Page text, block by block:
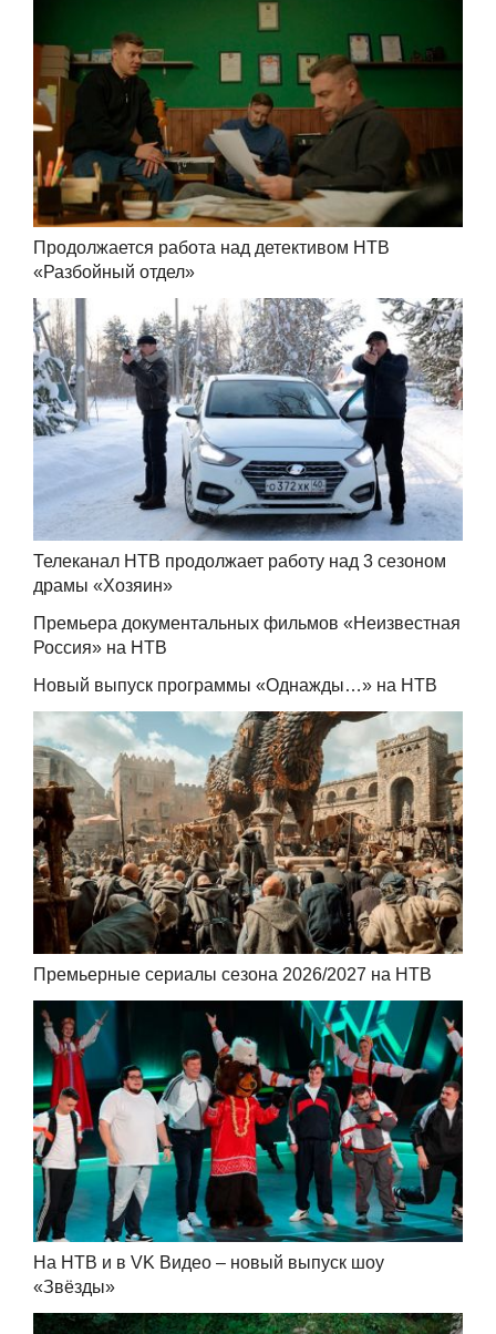
Продолжается работа над детективом НТВ
«Разбойный отдел»
Телеканал НТВ продолжает работу над 3 сезоном
драмы «Хозяин»
Премьера документальных фильмов «Неизвестная
Россия» на НТВ
Новый выпуск программы «Однажды…» на НТВ
Премьерные сериалы сезона 2026/2027 на НТВ
На НТВ и в VK Видео – новый выпуск шоу
«Звёзды»